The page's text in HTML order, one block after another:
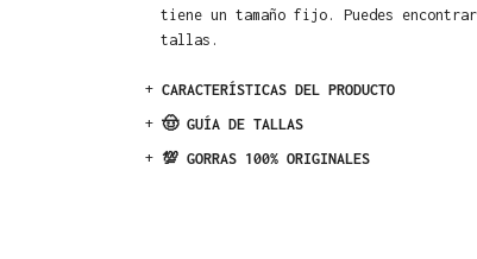
tiene un tamaño fijo. Puedes
tallas.
+ CARACTERÍSTICAS DEL PRODUCTO
+ 🤠 GUÍA DE TALLAS
+ 💯 GORRAS 100% ORIGINALES